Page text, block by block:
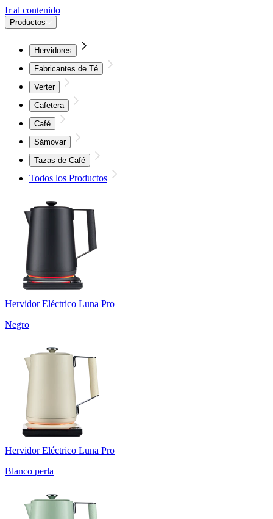
Ir al contenido
Productos
Hervidores
Fabricantes de Té
Verter
Cafetera
Café
Sámovar
Tazas de Café
Todos los Productos
Hervidor Eléctrico Luna Pro
Negro
Hervidor Eléctrico Luna Pro
Blanco perla